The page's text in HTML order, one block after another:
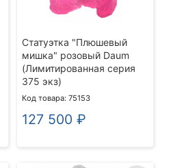
Статуэтка "Плюшевый
мишка" розовый Daum
(Лимитированная серия
375 экз)
Код товара: 75153
127 500 ₽